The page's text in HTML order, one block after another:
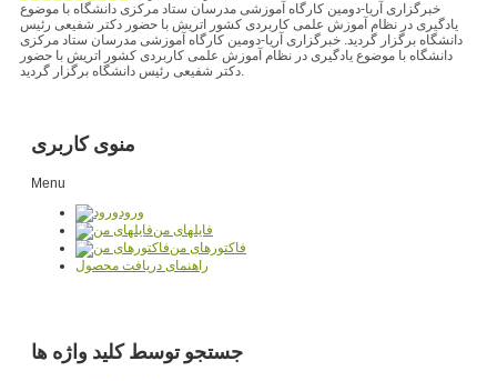
خبرگزاری آریا-دومین کارگاه آموزشی مدرسان ستاد مرکزی دانشگاه با موضوع
یادگیری در نظام آموزش علمی کاربردی کشور اتریش با حضور دکتر شفیعی رئیس
دانشگاه برگزار گردید. خبرگزاری آریا-دومین کارگاه آموزشی مدرسان ستاد مرکزی
دانشگاه با موضوع یادگیری در نظام آموزش علمی کاربردی کشور اتریش با حضور
دکتر شفیعی رئیس دانشگاه برگزار گردید.
منوی کاربری
Menu
ورود
فایلهای من
فاکتورهای من
راهنمای دریافت محصول
جستجو توسط کلید واژه ها